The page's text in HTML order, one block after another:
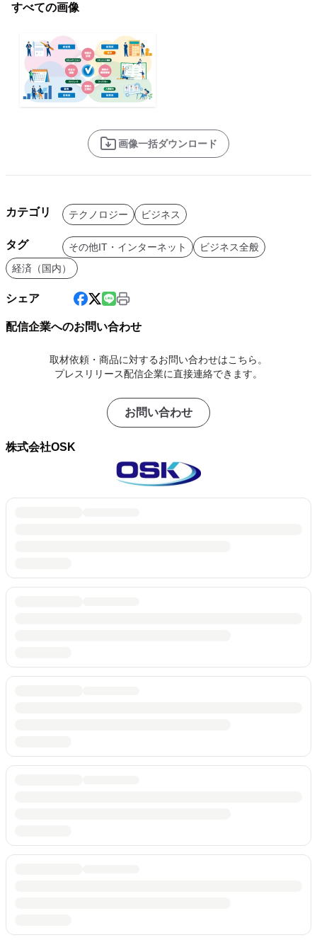
すべての画像
画像一括ダウンロード
カテゴリ テクノロジー ビジネス
タグ その他IT・インターネット
ビジネス全般
経済（国内）
シェア
配信企業へのお問い合わせ
取材依頼・商品に対するお問い合わせはこちら。
プレスリリース配信企業に直接連絡できます。
お問い合わせ
株式会社OSK